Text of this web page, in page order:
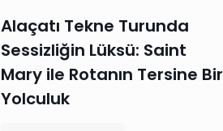
Alaçatı Tekne Turunda
Sessizliğin Lüksü: Saint
Mary ile Rotanın Tersine Bir
Yolculuk